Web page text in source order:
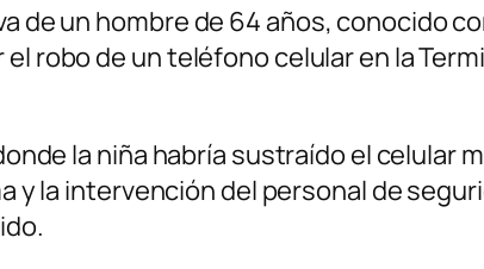
un hombre de 64 años, conocido
robo de un teléfono celular en la
la niña habría sustraído el celular
y la intervención del personal de